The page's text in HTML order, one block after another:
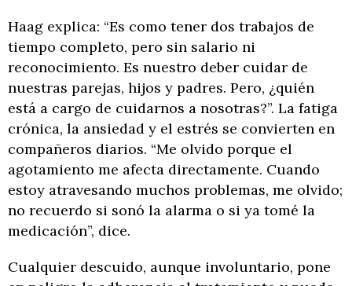
Haag explica: “Es como tener dos trabajos de
tiempo completo, pero sin salario ni
reconocimiento. Es nuestro deber cuidar de
nuestras parejas, hijos y padres. Pero, ¿quién
está a cargo de cuidarnos a nosotras?”. La fatiga
crónica, la ansiedad y el estrés se convierten en
compañeros diarios. “Me olvido porque el
agotamiento me afecta directamente. Cuando
estoy atravesando muchos problemas, me olvido;
no recuerdo si sonó la alarma o si ya tomé la
medicación”, dice.
Cualquier descuido, aunque involuntario, pone